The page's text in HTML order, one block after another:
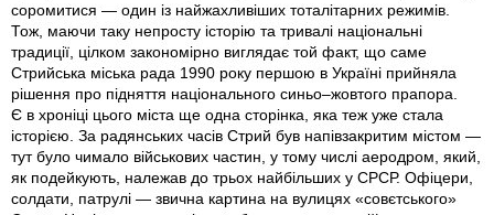
соромитися — один із найжахливіших тоталітарних режимів.
Тож, маючи таку непросту історію та тривалі національні
традиції, цілком закономірно виглядає той факт, що саме
Стрийська міська рада 1990 року першою в Україні прийняла
рішення про підняття національного синьо–жовтого прапора.
Є в хроніці цього міста ще одна сторінка, яка теж уже стала
історією. За радянських часів Стрий був напівзакритим містом —
тут було чимало військових частин, у тому числі аеродром, який,
як подейкують, належав до трь­ох найбільших у СРСР. Офіцери,
солдати, патрулі — звична картина на вулицях «совєтського»